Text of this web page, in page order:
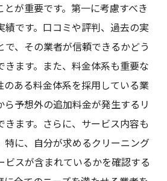
事情とクリーニングニーズ
リーニング需要
と注意点
の活用方法
業者の見つけ方
けるためのポイント
るハウスクリーニング業者の
とが重要です。第一に考慮すべき
績です。口コミや評判、過去の実
、その業者が信頼できるかどう
きます。また、料金体系も重要な
のある料金体系を採用している業
予想外の追加料金が発生するリ
きます。さらに、サービス内容も
特に、自分が求めるクリーニング
ビスが含まれているかを確認する